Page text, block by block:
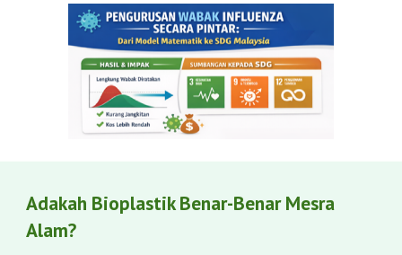
Adakah Bioplastik Benar-Benar Mesra
Alam?